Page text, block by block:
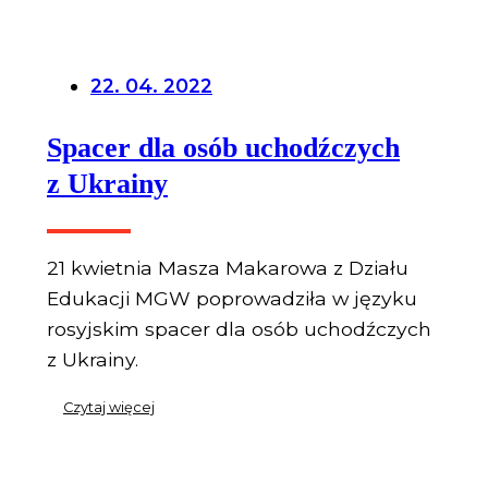
22. 04. 2022
Spacer dla osób uchodźczych
z Ukrainy
21 kwietnia Masza Makarowa z Działu
Edukacji MGW poprowadziła w języku
rosyjskim spacer dla osób uchodźczych
z Ukrainy.
Czytaj więcej